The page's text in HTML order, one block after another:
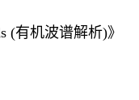
(有机波谱解析)》